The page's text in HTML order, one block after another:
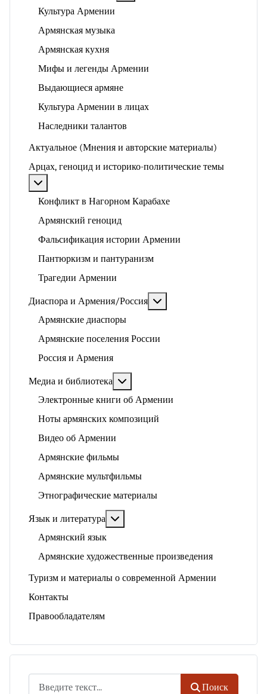
Культура Армении
Армянская музыка
Армянская кухня
Мифы и легенды Армении
Выдающиеся армяне
Культура Армении в лицах
Наследники талантов
Актуальное (Мнения и авторские материалы)
Арцах, геноцид и историко-политические темы
Конфликт в Нагорном Карабахе
Армянский геноцид
Фальсификация истории Армении
Пантюркизм и пантуранизм
Трагедии Армении
Диаспора и Армения/Россия
Армянские диаспоры
Армянские поселения России
Россия и Армения
Медиа и библиотека
Электронные книги об Армении
Ноты армянских композиций
Видео об Армении
Армянские фильмы
Армянские мультфильмы
Этнографические материалы
Язык и литература
Армянский язык
Армянские художественные произведения
Туризм и материалы о современной Армении
Контакты
Правообладателям
Поиск